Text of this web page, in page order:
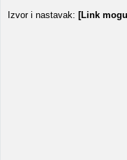
Izvor i nastavak: [Link